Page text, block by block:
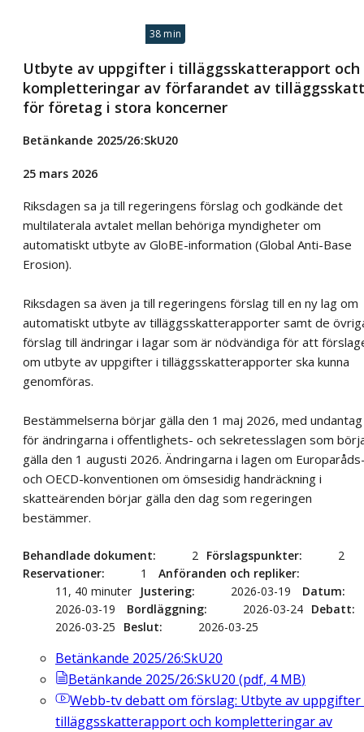
38 min
Utbyte av uppgifter i tilläggsskatterapport och
kompletteringar av förfarandet av tilläggsskatt
för företag i stora koncerner
Betänkande 2025/26:SkU20
25 mars 2026
Riksdagen sa ja till regeringens förslag och godkände det
multilaterala avtalet mellan behöriga myndigheter om
automatiskt utbyte av GloBE-information (Global Anti-Base
Erosion).
Riksdagen sa även ja till regeringens förslag till en ny lag om
automatiskt utbyte av tilläggsskatterapporter samt de
förslag till ändringar i lagar som är nödvändiga för att
om utbyte av uppgifter i tilläggsskatterapporter ska kunna
genomföras.
Bestämmelserna börjar gälla den 1 maj 2026, med undantag
för ändringarna i offentlighets- och sekretesslagen som
gälla den 1 augusti 2026. Ändringarna i lagen om
och OECD-konventionen om ömsesidig handräckning i
skatteärenden börjar gälla den dag som regeringen
bestämmer.
Behandlade dokument 2 Förslagspunkter
2
Reservationer
1
Anföranden och repliker
11, 40 minuter
Justering 2026-03-19
Datum
2026-03-19
Bordläggning 2026-03-24 Debatt
2026-03-25
Beslut 2026-03-25
Betänkande 2025/26:SkU20
Betänkande 2025/26:SkU20 (pdf, 4 MB)
Webb-tvdebatt om förslag: Utbyte av uppgifter
tilläggsskatterapport och kompletteringar av